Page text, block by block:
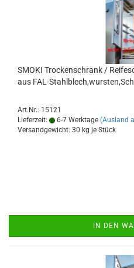
SMOKI Trockenschrank /
aus FAL-
Art.Nr.: 15121
Lieferzeit:
6-7 Werktage (Ausland
Versandgewicht: 30 kg je Stück
IN DEN